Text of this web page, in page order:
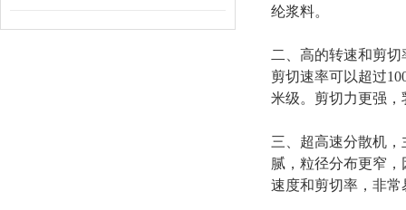
纶浆料。
二、高的转速和剪
剪切速率可以超过
米级。剪切力更强
三、超高速分散机
腻，粒径分布更窄
速度和剪切率，非常